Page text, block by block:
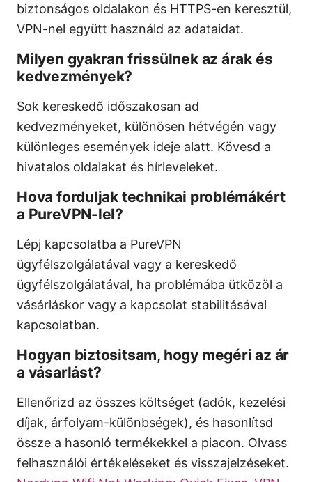
biztonságos oldalakon és HTTPS-en keresztül,
VPN-nel együtt használd az adataidat.
Milyen gyakran frissülnek az árak és
kedvezmények?
Sok kereskedő időszakosan ad
kedvezményeket, különösen hétvégén vagy
különleges események ideje alatt. Kövesd a
hivatalos oldalakat és hírleveleket.
Hova forduljak technikai problémákért
a PureVPN-lel?
Lépj kapcsolatba a PureVPN
ügyfélszolgálatával vagy a kereskedő
ügyfélszolgálatával, ha problémába ütközöl a
vásárláskor vagy a kapcsolat stabilitásával
kapcsolatban.
Hogyan biztositsam, hogy megéri az ár
a vásarlást?
Ellenőrizd az összes költséget (adók, kezelési
díjak, árfolyam-különbségek), és hasonlítsd
össze a hasonló termékekkel a piacon. Olvass
felhasználói értékeléseket és visszajelzéseket.